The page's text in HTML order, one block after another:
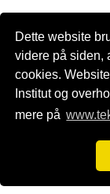
Dette website
videre på siden,
cookies.
Institut og
mere på
Til
Teknologisk